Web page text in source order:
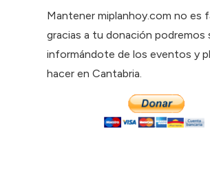
Mantener miplanhoy.com no es
gracias a tu donación podremos
informándote de los eventos y
hacer en Cantabria.